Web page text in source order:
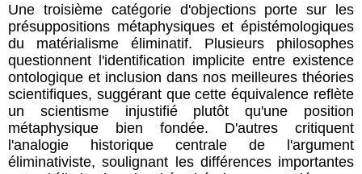
Une troisième catégorie d'objections porte sur les
présuppositions métaphysiques et épistémologiques
du matérialisme éliminatif. Plusieurs philosophes
questionnent l'identification implicite entre existence
ontologique et inclusion dans nos meilleures théories
scientifiques, suggérant que cette équivalence reflète
un scientisme injustifié plutôt qu'une position
métaphysique bien fondée. D'autres critiquent
l'analogie historique centrale de l'argument
éliminativiste, soulignant les différences importantes